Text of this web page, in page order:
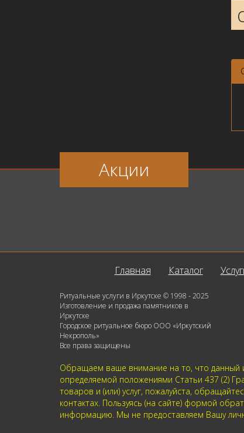
Акции
Главная Каталог
Ритуальные услуги в Иркутске © 1998 - 2025
Изготовление и продажа памятников в
Иркутске
Городское ритуальное бюро ООО «Иркутский
Некрополь»
Все права защищены
Обращаем ваше внимание на то, что данный
определяемой положениями Статьи 437 (2)
товаров и (или) услуг, пожалуйста,
контактах. Пользуясь (на сайте) формой
информацию. Мы не предоставляем Вашу